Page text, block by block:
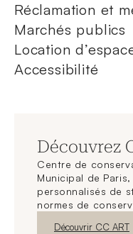
Réclamation et
Marchés publics
Location
Accessibilité
Découvrez
Centre de
Municipal de
personnalisés de
normes de
Nouvelle fenêtre
Découvrir CC ART